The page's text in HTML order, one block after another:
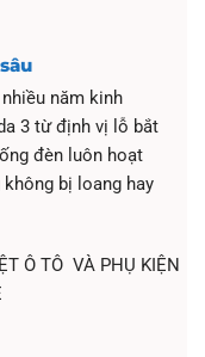
năm kinh
3 từ định vị lỗ bắt
đèn luôn hoạt
bị loang hay
Ô TÔ VÀ PHỤ KIỆN